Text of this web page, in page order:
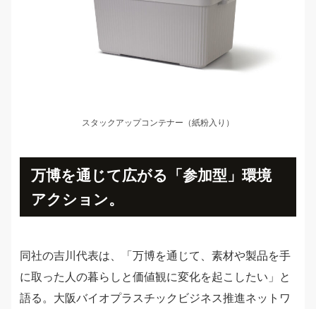
スタックアップコンテナー（紙粉入り）
万博を通じて広がる「参加型」環境
アクション。
同社の吉川代表は、「万博を通じて、素材や製品を手
に取った人の暮らしと価値観に変化を起こしたい」と
語る。大阪バイオプラスチックビジネス推進ネットワ